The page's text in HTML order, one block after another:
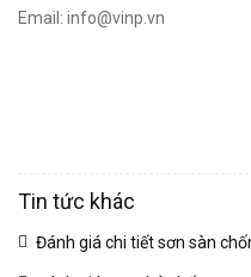
Email: info@vinp.vn
Tin tức khác
Đánh giá chi tiết sơn sàn
MIO B18 RAL | VINP
(04/03/